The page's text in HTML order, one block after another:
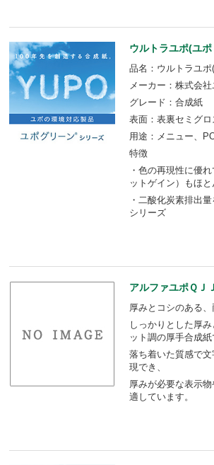
ウルトラユポ(ユポ
品名：ウルトラユ
メーカー：株式会社
グレード：合成紙
表面：表裏セミグロ
用途：メニュー、
特徴
・色の再現性に優
ットゲイン）もほ
・二酸化炭素排出
シリーズ
アルファユポＱＪ
厚みとコシのある
しっかりとした厚
ット調の厚手合成紙
落ち着いた質感で
現でき、
厚みが必要な表示
適しています。